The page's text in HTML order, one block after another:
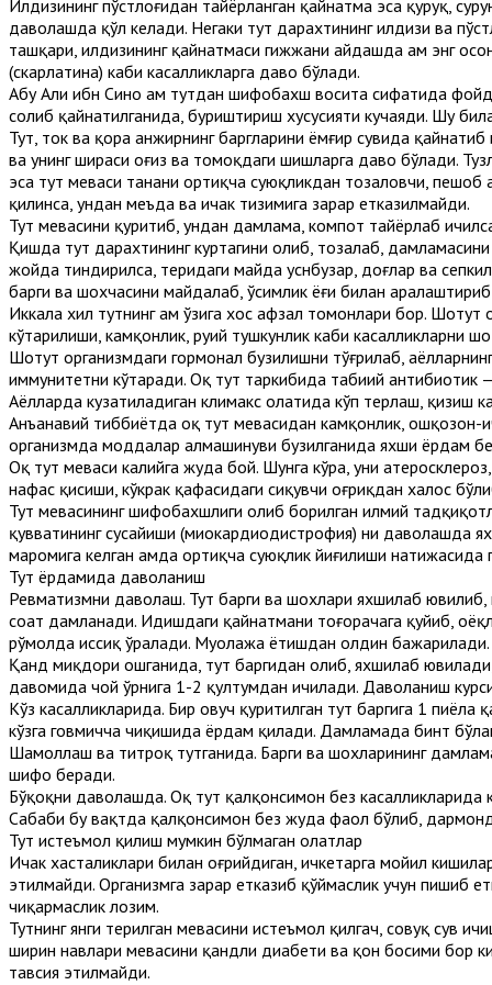
Илдизининг пўстлоғидан тайёрланган қайнатма эса қуруқ,
даволашда қўл келади. Негаки тут дарахтининг илдизи ва
ташқари, илдизининг қайнатмаси гижжани ҳайдашда ҳам энг
(скарлатина) каби касалликларга даво бўлади.
Абу Али ибн Сино ҳам тутдан шифобахш восита сифатида
солиб қайнатилганида, буриштириш хусусияти кучаяди. Шу
Тут, ток ва қора анжирнинг баргларини ёмғир сувида
ва унинг шираси оғиз ва томоқдаги шишларга даво бўлади.
эса тут меваси танани ортиқча суюқликдан тозаловчи,
қилинса, ундан меъда ва ичак тизимига зарар етказилмайди.
Тут мевасини қуритиб, ундан дамлама, компот тайёрлаб
Қишда тут дарахтининг куртагини олиб, тозалаб,
жойда тиндирилса, теридаги майда ҳуснбузар, доғлар ва
барги ва шохчасини майдалаб, ўсимлик ёғи билан
Иккала хил тутнинг ҳам ўзига хос афзал томонлари бор.
кўтарилиши, камқонлик, руҳий тушкунлик каби
Шотут организмдаги гормонал бузилишни тўғрилаб,
иммунитетни кўтаради. Оқ тут таркибида табиий антибиотик
Аёлларда кузатиладиган климакс ҳолатида кўп терлаш,
Анъанавий тиббиётда оқ тут мевасидан камқонлик, ошқозон-
организмда моддалар алмашинуви бузилганида яхши ёрдам
Оқ тут меваси калийга жуда бой. Шунга кўра, уни
нафас қисиши, кўкрак қафасидаги сиқувчи оғриқдан халос
Тут мевасининг шифобахшлиги олиб борилган илмий
қувватининг сусайиши (миокардиодистрофия) ни даволашда
маромига келган ҳамда ортиқча суюқлик йиғилиши
Тут ёрдамида даволаниш
Ревматизмни даволаш. Тут барги ва шохлари яхшилаб
соат дамланади. Идишдаги қайнатмани тоғорачага қуйиб,
рўмолда иссиқ ўралади. Муолажа ётишдан олдин
Қанд миқдори ошганида, тут баргидан олиб, яхшилаб
давомида чой ўрнига 1-2 қултумдан ичилади. Даволаниш
Кўз касалликларида. Бир ҳовуч қуритилган тут баргига 1
кўзга говмичча чиқишида ёрдам қилади. Дамламада бинт
Шамоллаш ва титроқ тутганида. Барги ва шохларининг
шифо беради.
Бўқоқни даволашда. Оқ тут қалқонсимон без касалликларида
Сабаби бу вақтда қалқонсимон без жуда фаол бўлиб,
Тут истеъмол қилиш мумкин бўлмаган ҳолатлар
Ичак хасталиклари билан оғрийдиган, ичкетарга мойил
этилмайди. Организмга зарар етказиб қўймаслик учун пишиб
чиқармаслик лозим.
Тутнинг янги терилган мевасини истеъмол қилгач, совуқ сув
ширин навлари мевасини қандли диабети ва қон босими бор
тавсия этилмайди.